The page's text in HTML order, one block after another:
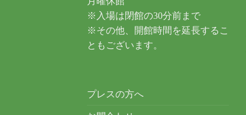
※入場は閉館の30分前まで
※その他、開館時間を延長するこ
ともございます。
プレスの方へ